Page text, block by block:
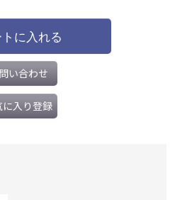
に入れる
い合わせ
に入り登録